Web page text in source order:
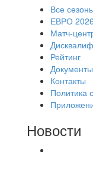
Все
ЕВРО
Матч-
Рейтинг
Документы
Контакты
Политика
Новости